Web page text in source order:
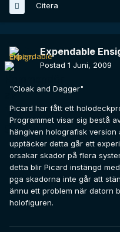
Citera
Expendable
Postad 1 Juni, 2009
"Cloak and Dagger"
Picard har fått ett
Programmet visar sig bestå
hängiven holografisk version
upptäcker detta går ett
orsakar skador på flera
detta blir Picard instängd
pga skadorna inte går att
ännu ett problem när datorn
holofiguren.